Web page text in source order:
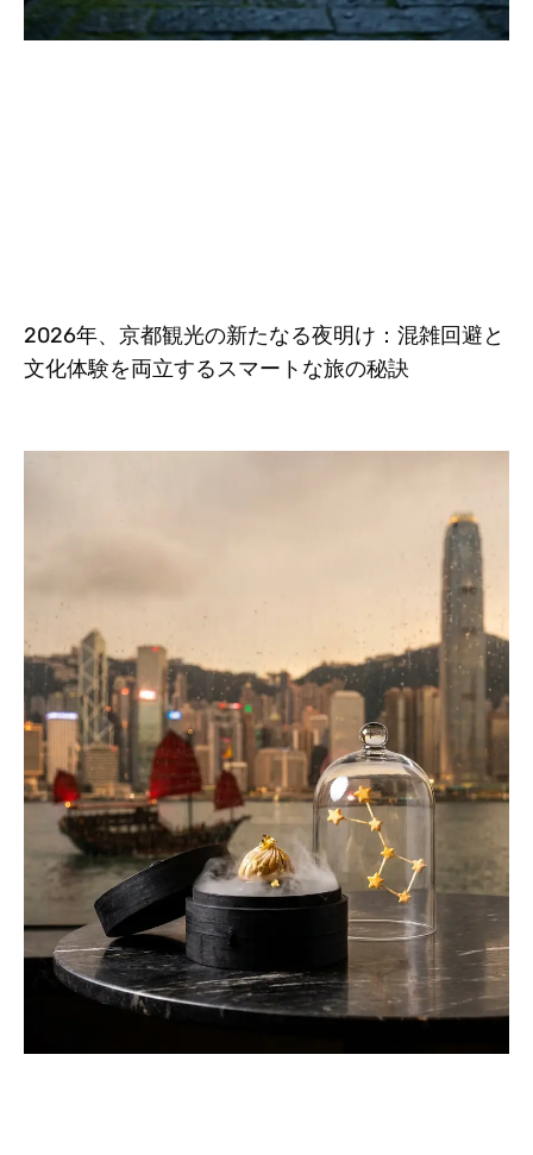
2026年、京都観光の新たなる夜明け：混雑回避と
文化体験を両立するスマートな旅の秘訣